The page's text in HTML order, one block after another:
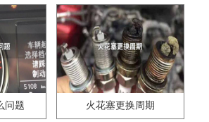
问题 火花塞更换周期